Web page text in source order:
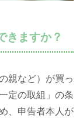
きますか？
親など）が買っ
定の取組」の条
、申告者本人が